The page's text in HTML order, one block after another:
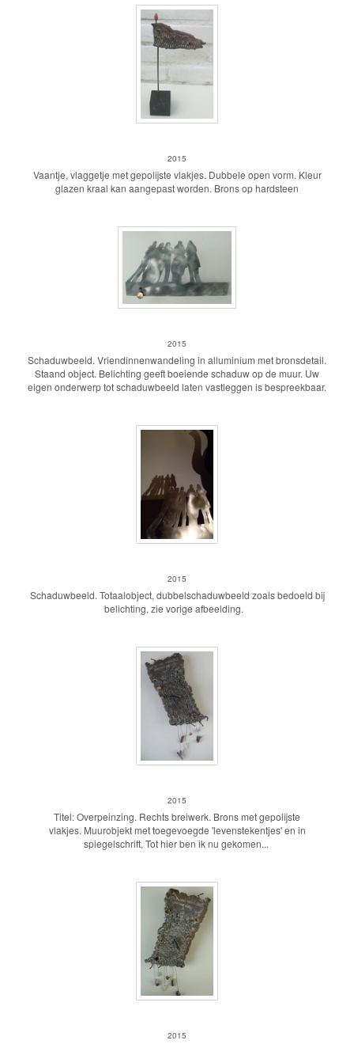
2015
Vaantje, vlaggetje met gepolijste vlakjes. Dubbele open vorm. Kleur
glazen kraal kan aangepast worden. Brons op hardsteen
2015
Schaduwbeeld. Vriendinnenwandeling in alluminium met bronsdetail.
Staand object. Belichting geeft boeiende schaduw op de muur. Uw
eigen onderwerp tot schaduwbeeld laten vastleggen is bespreekbaar.
2015
Schaduwbeeld. Totaalobject, dubbelschaduwbeeld zoals bedoeld bij
belichting, zie vorige afbeelding.
2015
Titel: Overpeinzing. Rechts breiwerk. Brons met gepolijste
vlakjes. Muurobjekt met toegevoegde 'levenstekentjes' en in
spiegelschrift, Tot hier ben ik nu gekomen...
2015